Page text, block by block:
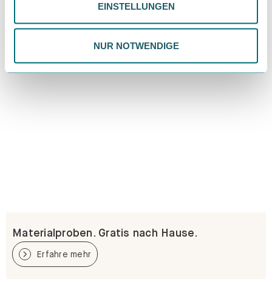
ändern. Weitere Informationen findest du in unserer
Datenschutzrichtlinie.
EINSTELLUNGEN
NUR NOTWENDIGE
Materialproben. Gratis nach Hause.
Erfahre mehr